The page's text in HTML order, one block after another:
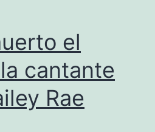
el
cantante
Rae